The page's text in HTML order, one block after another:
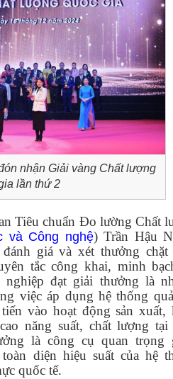
nhận Giải vàng Chất lượng
lần thứ 2
Tiêu chuẩn Đo lường Chất
và Công nghệ) Trần Hậu
giá và xét thưởng chặt
tắc công khai, minh
nghiệp đạt giải thưởng là
việc áp dụng hệ thống
vào hoạt động sản xuất,
năng suất, chất lượng tại
là công cụ quan trọng
diện hiệu suất của hệ
quốc tế.